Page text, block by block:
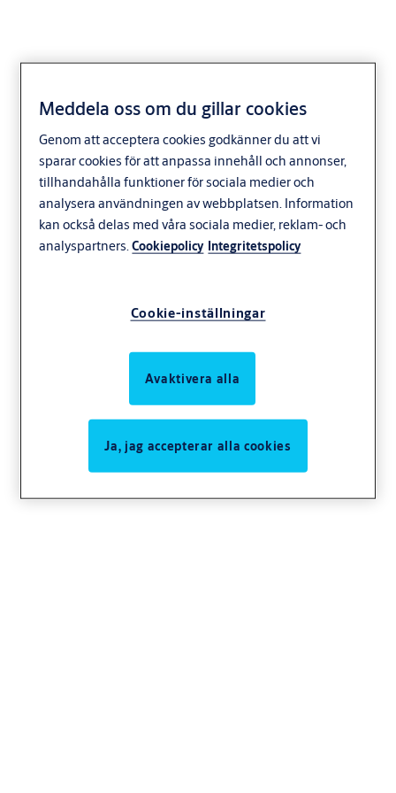
Meddela oss om du gillar cookies
Genom att acceptera cookies godkänner du att vi
sparar cookies för att anpassa innehåll och annonser,
tillhandahålla funktioner för sociala medier och
analysera användningen av webbplatsen. Information
kan också delas med våra sociala medier, reklam- och
analyspartners.Cookiepolicy Integritetspolicy
Cookie-inställningar
Avaktivera alla
Ja, jag accepterar alla cookies